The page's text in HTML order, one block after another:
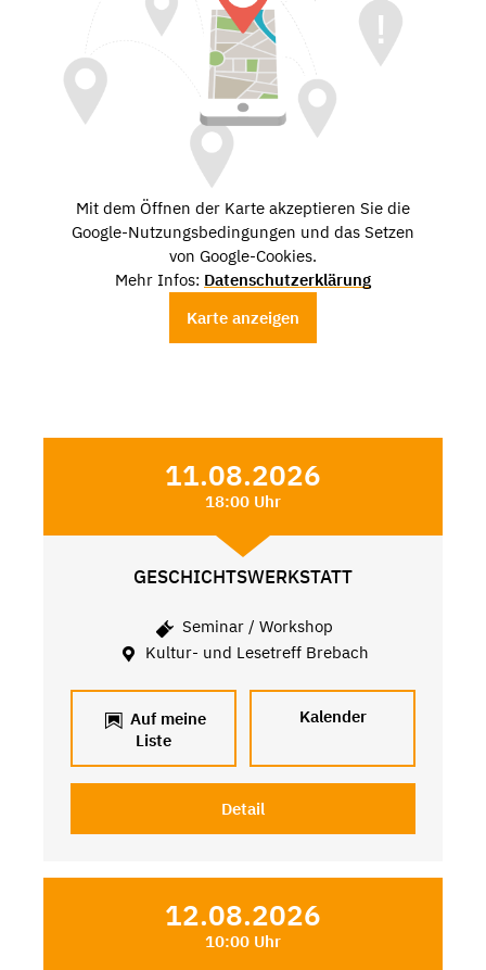
Mit dem Öffnen der Karte akzeptieren Sie die
Google-Nutzungsbedingungen und das Setzen
von Google-Cookies.
Mehr Infos: Datenschutzerklärung
Karte anzeigen
11.08.2026
18:00 Uhr
GESCHICHTSWERKSTATT
Seminar / Workshop
Kultur- und Lesetreff Brebach
Auf meine
Liste
Kalender
Detail
12.08.2026
10:00 Uhr